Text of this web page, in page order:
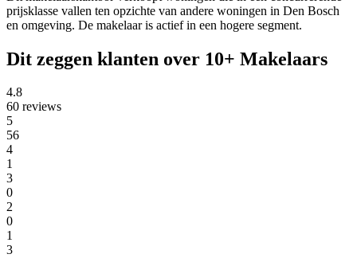
prijsklasse vallen ten opzichte van andere woningen in Den Bosch
en omgeving. De makelaar is actief in een hogere segment.
Dit zeggen klanten over 10+ Makelaars
4.8
60 reviews
5
56
4
1
3
0
2
0
1
3